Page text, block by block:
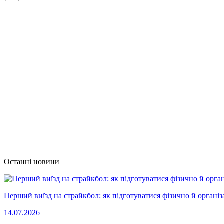
Останні новини
Перший виїзд на страйкбол: як підготуватися фізично й
14.07.2026